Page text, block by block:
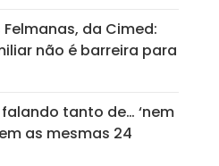
da Cimed:
não é barreira para
tanto de… ‘nem
as mesmas 24